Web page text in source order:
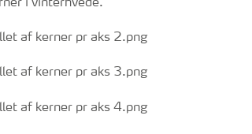
i vinterhvede.